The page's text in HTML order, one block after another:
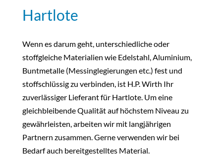
Hartlote
Wenn es darum geht, unterschiedliche oder
stoffgleiche Materialien wie Edelstahl, Aluminium,
Buntmetalle (Messinglegierungen etc.) fest und
stoffschlüssig zu verbinden, ist H.P. Wirth Ihr
zuverlässiger Lieferant für Hartlote. Um eine
gleichbleibende Qualität auf höchstem Niveau zu
gewährleisten, arbeiten wir mit langjährigen
Partnern zusammen. Gerne verwenden wir bei
Bedarf auch bereitgestelltes Material.